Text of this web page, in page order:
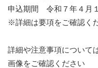
申込期間 令和７年４月
※詳細は要項をご確認く
詳細や注意事項について
画像をご確認ください